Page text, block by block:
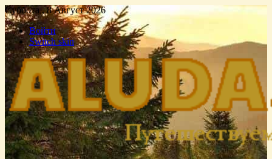
Суббота , 8 Август 2026
Войти
Switch skin